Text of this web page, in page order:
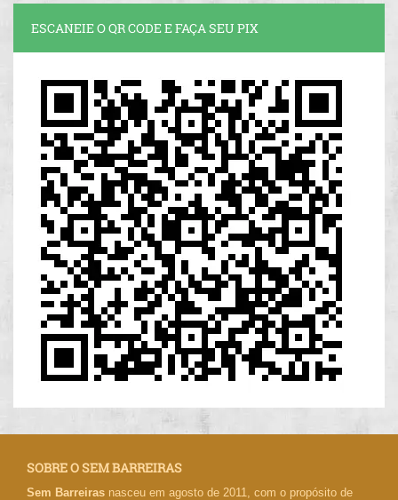
ESCANEIE O QR CODE E FAÇA SEU PIX
SOBRE O SEM BARREIRAS
Sem Barreiras nasceu em agosto de 2011, com o propósito de